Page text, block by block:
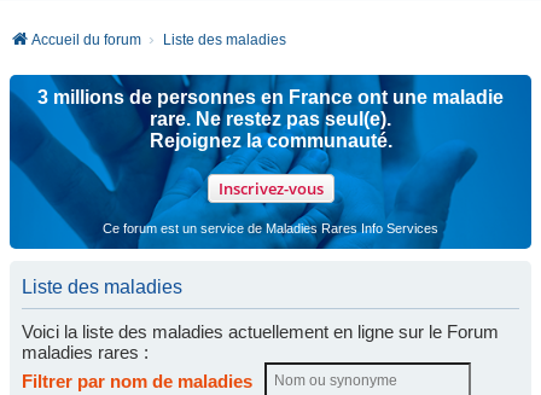
Accueil du forum Liste des maladies
3 millions de personnes en France ont une maladie
rare. Ne restez pas seul(e).
Rejoignez la communauté.
Inscrivez-vous
Ce forum est un service de Maladies Rares Info Services
Liste des maladies
Voici la liste des maladies actuellement en ligne sur le Forum
maladies rares :
Filtrer par nom de maladies